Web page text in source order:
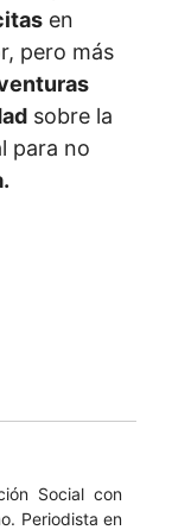
en
pero más
sobre la
para no
Social con
Periodista en